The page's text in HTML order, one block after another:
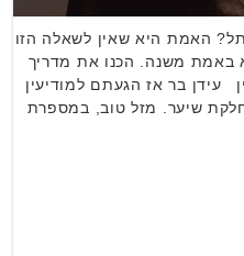
האמת היא שאין לשאלה הזו
באמת משנה. הכנו את מדריך
עידן בר אז הגעתם למודיעין
שיער. מזל טוב, במספרת